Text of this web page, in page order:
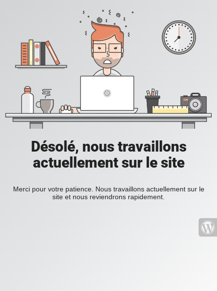
Désolé, nous travaillons
actuellement sur le site
Merci pour votre patience. Nous travaillons actuellement sur le
site et nous reviendrons rapidement.